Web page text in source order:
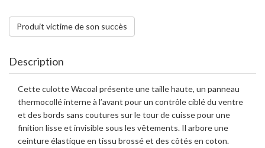
Produit victime de son succès
Description
Cette culotte Wacoal présente une taille haute, un panneau
thermocollé interne à l’avant pour un contrôle ciblé du ventre
et des bords sans coutures sur le tour de cuisse pour une
finition lisse et invisible sous les vêtements. Il arbore une
ceinture élastique en tissu brossé et des côtés en coton.